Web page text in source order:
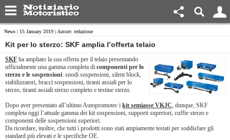
News | 15 January 2019 | Autore: redazione
Kit per lo sterzo: SKF amplia l’offerta telaio
SKF ha ampliato la sua offerta per il telaio presentando
ufficialmente una gamma completa di componenti per lo
sterzo e le sospensioni: snodi sospensioni, silent block,
stabilizzatori, bracci sospensioni, tiranti assiali per lo
sterzo, tiranti assiali sterzo completo e testine sterzo.
Dopo aver presentato all’ultimo Autopromotec i kit semiasse VKJC, dunque, SKF
completa oggi l’attuale gamma dei kit sospensioni, supporti superiori, cuffie sterzo e
componenti delle sospensioni superiori.
Da ricordare, inoltre, che tutti i prodotti sono stati ampiamente testati per soddisfare gli
standard più elevati e le specifiche OE.